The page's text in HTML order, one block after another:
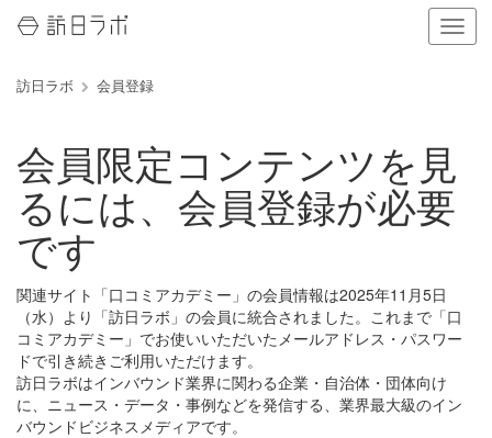
ナ
ビ
の
表
替
え
訪日ラボ 会員登録
会員限定コンテンツを見
るには、会員登録が必要
です
関連サイト「口コミアカデミー」の会員情報は2025年11月5日
（水）より「訪日ラボ」の会員に統合されました。これまで「口
コミアカデミー」でお使いいただいたメールアドレス・パスワー
ドで引き続きご利用いただけます。
訪日ラボはインバウンド業界に関わる企業・自治体・団体向け
に、ニュース・データ・事例などを発信する、業界最大級のイン
バウンドビジネスメディアです。